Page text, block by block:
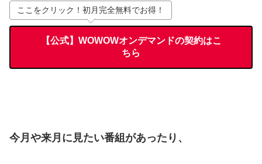
ここをクリック！初月完全無料でお得！
【公式】WOWOWオンデマンドの契約はこ
ちら
今月や来月に見たい番組があったり、